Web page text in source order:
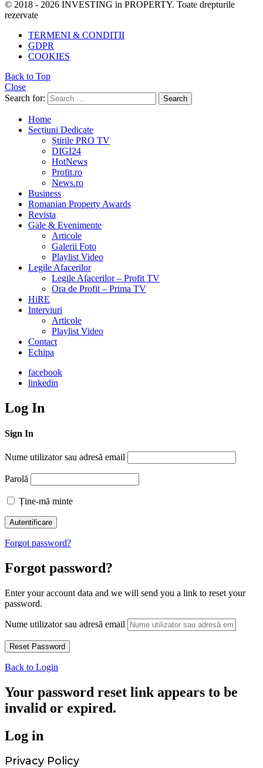
© 2018 - 2026 INVESTING in PROPERTY. Toate drepturile
rezervate
TERMENI & CONDITII
GDPR
COOKIES
Back to Top
Close
Search for:
Search
Home
Secțiuni Dedicate
Știrile PRO TV
DIGI24
HotNews
Profit.ro
News.ro
Business
Romanian Property Awards
Revista
Gale & Evenimente
Articole
Galerii Foto
Playlist Video
Legile Afacerilor
Legile Afacerilor – Profit TV
Ora de Profit – Prima TV
HiRE
Interviuri
Articole
Playlist Video
Contact
Echipa
facebook
linkedin
Log In
Sign In
Nume utilizator sau adresă email
Parolă
Ține-mă minte
Forgot password?
Forgot password?
Enter your account data and we will send you a link to reset your
password.
Nume utilizator sau adresă email
Back to Login
Your password reset link appears to be
invalid or expired.
Log in
Privacy Policy